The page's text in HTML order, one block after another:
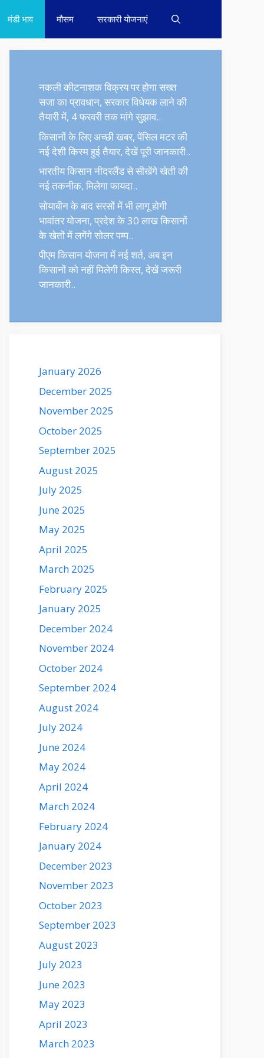
मंडी भाव मौसम सरकारी योजनाएं
नकली कीटनाशक विक्रय पर होगा सख्त
सजा का प्रावधान, सरकार विधेयक लाने की
तैयारी में, 4 फरवरी तक मांगे सुझाव..
किसानों के लिए अच्छी खबर, पेंसिल मटर की
नई देशी किस्म हुई तैयार, देखें पूरी जानकारी..
भारतीय किसान नीदरलैंड से सीखेंगे खेती की
नई तकनीक, मिलेगा फायदा..
सोयाबीन के बाद सरसों में भी लागू होगी
भावांतर योजना, प्रदेश के 30 लाख किसानों
के खेतों में लगेंगे सोलर पम्प..
पीएम किसान योजना में नई शर्त, अब इन
किसानों को नहीं मिलेगी किस्त, देखें जरूरी
जानकारी..
January 2026
December 2025
November 2025
October 2025
September 2025
August 2025
July 2025
June 2025
May 2025
April 2025
March 2025
February 2025
January 2025
December 2024
November 2024
October 2024
September 2024
August 2024
July 2024
June 2024
May 2024
April 2024
March 2024
February 2024
January 2024
December 2023
November 2023
October 2023
September 2023
August 2023
July 2023
June 2023
May 2023
April 2023
March 2023